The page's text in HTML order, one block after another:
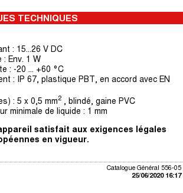
TECHNIQUES
: 15...26 V DC
: Env. 1 W
: -20 ... +60 °C
: IP 67, plastique PBT, en accord avec EN
: 5 x 0,5 mm2 , blindé, gaine PVC
minimale de liquide : 1 mm
satisfait aux exigences légales
en vigueur.
Catalogue Général 556-05
25/06/2020 16:17